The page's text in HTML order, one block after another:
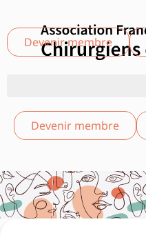
Devenir membre
Devenir membre